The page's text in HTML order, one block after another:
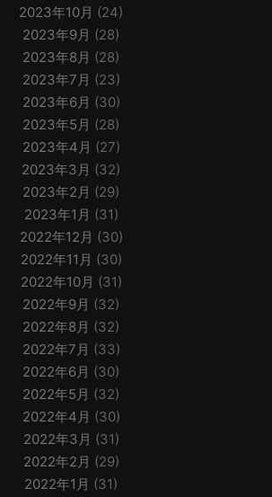
2023年10月 (24)
2023年9月 (28)
2023年8月 (28)
2023年7月 (23)
2023年6月 (30)
2023年5月 (28)
2023年4月 (27)
2023年3月 (32)
2023年2月 (29)
2023年1月 (31)
2022年12月 (30)
2022年11月 (30)
2022年10月 (31)
2022年9月 (32)
2022年8月 (32)
2022年7月 (33)
2022年6月 (30)
2022年5月 (32)
2022年4月 (30)
2022年3月 (31)
2022年2月 (29)
2022年1月 (31)